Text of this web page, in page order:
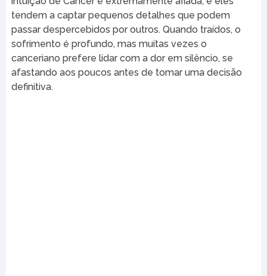
tendem a captar pequenos detalhes que podem
passar despercebidos por outros. Quando traídos, o
sofrimento é profundo, mas muitas vezes o
canceriano prefere lidar com a dor em silêncio, se
afastando aos poucos antes de tomar uma decisão
definitiva.